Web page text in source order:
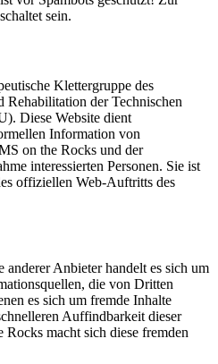
sein.
Klettergruppe des
der Technischen
Diese Website dient
Information von
on the Rocks und der
interessierten Personen. Sie ist
offiziellen Web-Auftritts des
Anbieter handelt es sich um
die von Dritten
es sich um fremde Inhalte
Auffindbarkeit dieser
macht sich diese fremden